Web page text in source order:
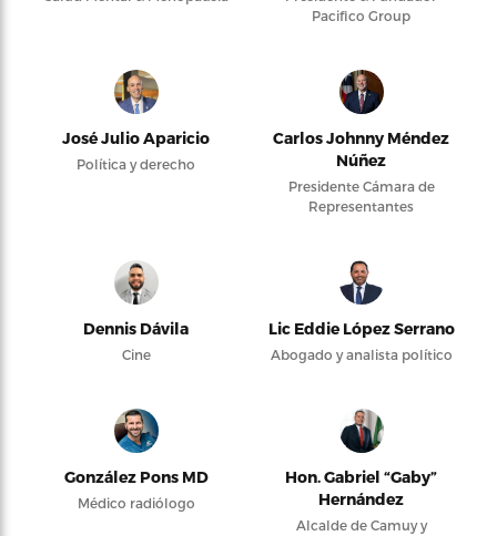
Pacifico Group
José Julio Aparicio
Política y derecho
Carlos Johnny Méndez
Núñez
Presidente Cámara de
Representantes
Dennis Dávila
Cine
Lic Eddie López Serrano
Abogado y analista político
González Pons MD
Médico radiólogo
Hon. Gabriel “Gaby”
Hernández
Alcalde de Camuy y